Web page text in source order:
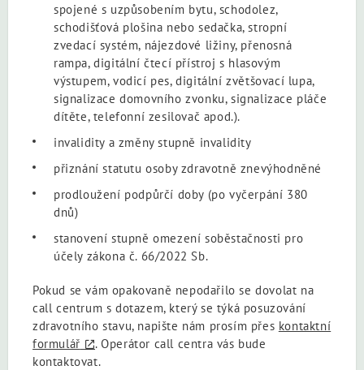
spojené s uzpůsobením bytu, schodolez,
schodišťová plošina nebo sedačka, stropní
zvedací systém, nájezdové ližiny, přenosná
rampa, digitální čtecí přístroj s hlasovým
výstupem, vodicí pes, digitální zvětšovací lupa,
signalizace domovního zvonku, signalizace pláče
dítěte, telefonní zesilovač apod.).
invalidity a změny stupně invalidity
přiznání statutu osoby zdravotně znevýhodněné
prodloužení podpůrčí doby (po vyčerpání 380
dnů)
stanovení stupně omezení soběstačnosti pro
účely zákona č. 66/2022 Sb.
Pokud se vám opakovaně nepodařilo se dovolat na
call centrum s dotazem, který se týká posuzování
zdravotního stavu, napište nám prosím přes kontaktní
formulář
. Operátor call centra vás bude
kontaktovat.